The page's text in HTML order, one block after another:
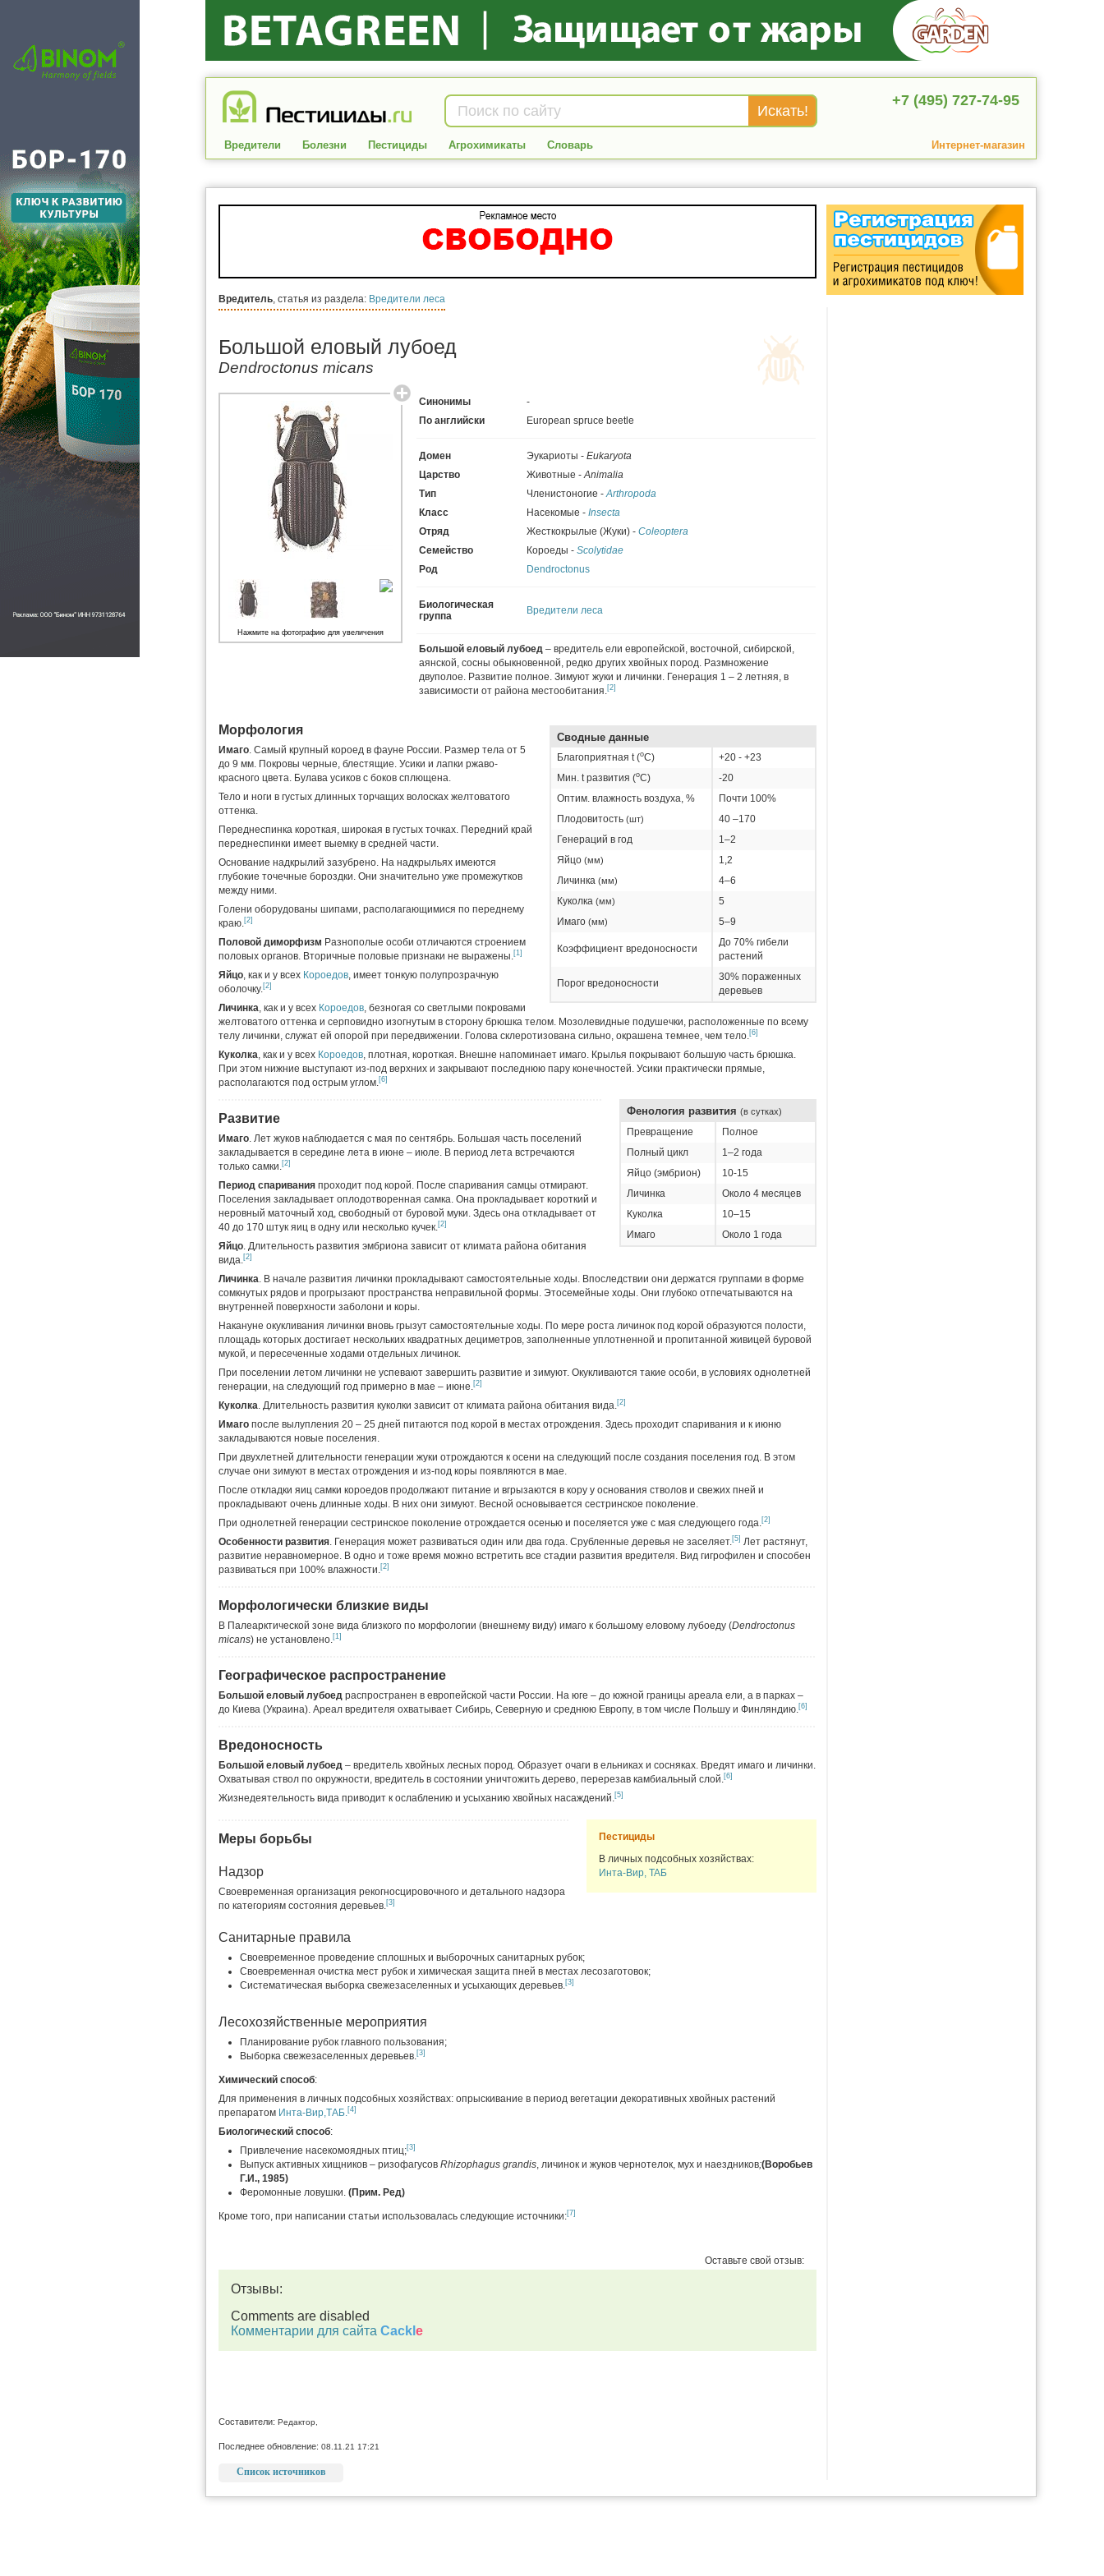
+7 (495) 727-74-95
Вредители Болезни Пестициды Агрохимикаты Словарь Интернет-магазин
Вредитель, статья из раздела: Вредители леса
Большой еловый лубоед
Dendroctonus micans
Синонимы
-
По английски
European spruce beetle
Домен Эукариоты - Eukaryota
Царство
Животные -Animalia
Тип
Членистоногие -Arthropoda
Класс
Насекомые - Insecta
Отряд
Жесткокрылые (Жуки) - Coleoptera
Семейство
Короеды - Scolytidae
Род
Dendroctonus
Биологическая
группа
Вредители леса
Большой еловый лубоед – вредитель ели европейской, восточной, сибирской,
аянской, сосны обыкновенной, редко других хвойных пород. Размножение
двуполое. Развитие полное. Зимуют жуки и личинки. Генерация 1 – 2 летняя, в
зависимости от района местообитания.[2]
Нажмите на фотографию для увеличения
Сводные данные
Благоприятная t (оC)
+20 - +23
Мин. t развития (оC)
-20
Оптим. влажность воздуха, %
Почти 100%
Плодовитость (шт)
40 –170
Генераций в год
1–2
Яйцо (мм)
1,2
Личинка (мм)
4–6
Куколка (мм)
5
Имаго (мм) 5–9
Коэффициент вредоносности
До 70% гибели
растений
Порог вредоносности
30% пораженных
деревьев
Морфология
Имаго. Самый крупный короед в фауне России. Размер тела от 5
до 9 мм. Покровы черные, блестящие. Усики и лапки ржаво-
красного цвета. Булава усиков с боков сплющена.
Тело и ноги в густых длинных торчащих волосках желтоватого
оттенка.
Переднеспинка короткая, широкая в густых точках. Передний край
переднеспинки имеет выемку в средней части.
Основание надкрылий зазубрено. На надкрыльях имеются
глубокие точечные бороздки. Они значительно уже промежутков
между ними.
Голени оборудованы шипами, располагающимися по переднему
краю.[2]
Половой диморфизм Разнополые особи отличаются строением
половых органов. Вторичные половые признаки не выражены.[1]
Яйцо, как и у всех Короедов, имеет тонкую полупрозрачную
оболочку.[2]
Личинка, как и у всех Короедов, безногая со светлыми покровами
желтоватого оттенка и серповидно изогнутым в сторону брюшка телом. Мозолевидные подушечки, расположенные по всему
телу личинки, служат ей опорой при передвижении. Голова склеротизована сильно, окрашена темнее, чем тело.[6]
Куколка, как и у всех Короедов, плотная, короткая. Внешне напоминает имаго. Крылья покрывают большую часть брюшка.
При этом нижние выступают из-под верхних и закрывают последнюю пару конечностей. Усики практически прямые,
располагаются под острым углом.[6]
Фенология развития (в сутках)
Превращение
Полное
Полный цикл
1–2 года
Яйцо (эмбрион)
10-15
Личинка
Около 4 месяцев
Куколка
10–15
Имаго
Около 1 года
Развитие
Имаго. Лет жуков наблюдается с мая по сентябрь. Большая часть поселений
закладывается в середине лета в июне – июле. В период лета встречаются
только самки.[2]
Период спаривания проходит под корой. После спаривания самцы отмирают.
Поселения закладывает оплодотворенная самка. Она прокладывает короткий и
неровный маточный ход, свободный от буровой муки. Здесь она откладывает от
40 до 170 штук яиц в одну или несколько кучек.[2]
Яйцо. Длительность развития эмбриона зависит от климата района обитания
вида.[2]
Личинка. В начале развития личинки прокладывают самостоятельные ходы. Впоследствии они держатся группами в форме
сомкнутых рядов и прогрызают пространства неправильной формы. Этосемейные ходы. Они глубоко отпечатываются на
внутренней поверхности заболони и коры.
Накануне окукливания личинки вновь грызут самостоятельные ходы. По мере роста личинок под корой образуются полости,
площадь которых достигает нескольких квадратных дециметров, заполненные уплотненной и пропитанной живицей буровой
мукой, и пересеченные ходами отдельных личинок.
При поселении летом личинки не успевают завершить развитие и зимуют. Окукливаются такие особи, в условиях однолетней
генерации, на следующий год примерно в мае – июне.[2]
Куколка. Длительность развития куколки зависит от климата района обитания вида.[2]
Имаго после вылупления 20 – 25 дней питаются под корой в местах отрождения. Здесь проходит спаривания и к июню
закладываются новые поселения.
При двухлетней длительности генерации жуки отрождаются к осени на следующий после создания поселения год. В этом
случае они зимуют в местах отрождения и из-под коры появляются в мае.
После откладки яиц самки короедов продолжают питание и вгрызаются в кору у основания стволов и свежих пней и
прокладывают очень длинные ходы. В них они зимуют. Весной основывается сестринское поколение.
При однолетней генерации сестринское поколение отрождается осенью и поселяется уже с мая следующего года.[2]
Особенности развития. Генерация может развиваться один или два года. Срубленные деревья не заселяет.[5] Лет растянут,
развитие неравномерное. В одно и тоже время можно встретить все стадии развития вредителя. Вид гигрофилен и способен
развиваться при 100% влажности.[2]
Морфологически близкие виды
В Палеарктической зоне вида близкого по морфологии (внешнему виду) имаго к большому еловому лубоеду (Dendroctonus
micans) не установлено.[1]
Географическое распространение
Большой еловый лубоед распространен в европейской части России. На юге – до южной границы ареала ели, а в парках –
до Киева (Украина). Ареал вредителя охватывает Сибирь, Северную и среднюю Европу, в том числе Польшу и Финляндию.[6]
Вредоносность
Большой еловый лубоед – вредитель хвойных лесных пород. Образует очаги в ельниках и сосняках. Вредят имаго и личинки.
Охватывая ствол по окружности, вредитель в состоянии уничтожить дерево, перерезав камбиальный слой.[6]
Жизнедеятельность вида приводит к ослаблению и усыханию хвойных насаждений.[5]
Пестициды
В личных подсобных хозяйствах:
Инта-Вир, TAБ
Меры борьбы
Надзор
Своевременная организация рекогносцировочного и детального надзора
по категориям состояния деревьев.[3]
Санитарные правила
Своевременное проведение сплошных и выборочных санитарных рубок;
Своевременная очистка мест рубок и химическая защита пней в местах лесозаготовок;
Систематическая выборка свежезаселенных и усыхающих деревьев.[3]
Лесохозяйственные мероприятия
Планирование рубок главного пользования;
Выборка свежезаселенных деревьев.[3]
Химический способ:
Для применения в личных подсобных хозяйствах: опрыскивание в период вегетации декоративных хвойных растений
препаратом Инта-Вир,ТАБ.[4]
Биологический способ:
Привлечение насекомоядных птиц;[3]
Выпуск активных хищников – ризофагусов Rhizophagus grandis, личинок и жуков чернотелок, мух и наездников;(Воробьев
Г.И., 1985)
Феромонные ловушки. (Прим. Ред)
Кроме того, при написании статьи использовалась следующие источники:[7]
Оставьте свой отзыв:
Отзывы:
Comments are disabled
Комментарии для сайта Cackl e
Составители: Редактор,
Последнее обновление: 08.11.21 17:21
Список источников